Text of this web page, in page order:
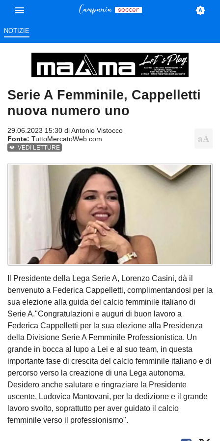
NOTIZIE
Serie A Femminile, Cappelletti
nuova numero uno
29.06.2023 15:30 diAntonio Vistocco
Fonte: TuttoMercatoWeb.com
VEDI LETTURE
Il Presidente della Lega Serie A, Lorenzo Casini, dà il
benvenuto a Federica Cappelletti, complimentandosi per la
sua elezione alla guida del calcio femminile italiano di
Serie A."Congratulazioni e auguri di buon lavoro a
Federica Cappelletti per la sua elezione alla Presidenza
della Divisione Serie A Femminile Professionistica. Un
grande in bocca al lupo a Lei e al suo team, in questa
importante fase di crescita del calcio femminile italiano e di
percorso verso la creazione di una Lega autonoma.
Desidero anche salutare e ringraziare la Presidente
uscente, Ludovica Mantovani, per la dedizione e il grande
lavoro svolto, soprattutto per aver guidato il calcio
femminile verso il professionismo".